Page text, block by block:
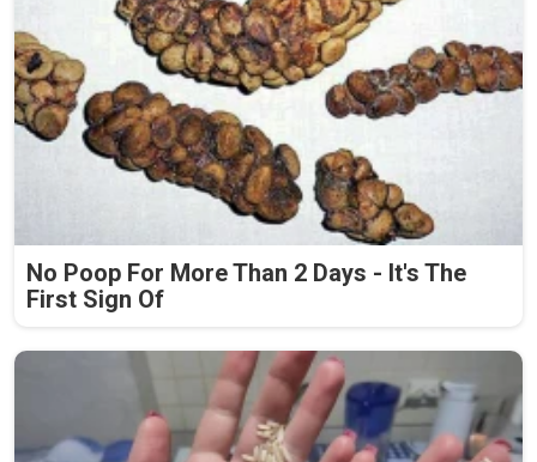
No Poop For More Than 2 Days - It's The
First Sign Of